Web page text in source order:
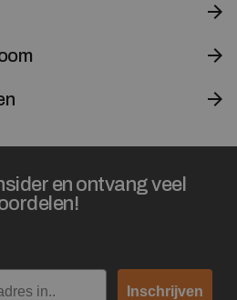
en ontvang veel
Inschrijven